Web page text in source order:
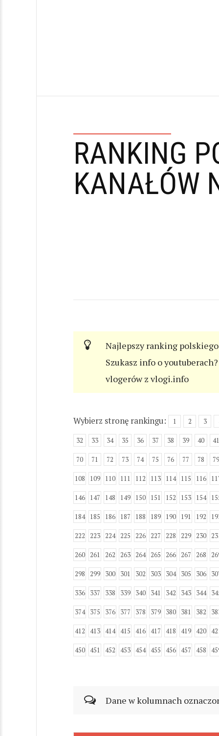
RANKING
KANAŁÓW
Najlepszy ranking
Szukasz info o
vlogerów z vlogi.info
Wybierz stronę rankingu: 1 2 3
32 33 34 35 36 37 38 39 40 41
70 71 72 73 74 75 76 77 78 79
108 109 110 111 112 113 114 115 116
146 147 148 149 150 151 152 153 154
184 185 186 187 188 189 190 191 192
222 223 224 225 226 227 228 229 230
260 261 262 263 264 265 266 267 268
298 299 300 301 302 303 304 305 306
336 337 338 339 340 341 342 343 344
374 375 376 377 378 379 380 381 382
412 413 414 415 416 417 418 419 420
450 451 452 453 454 455 456 457 458
Dane w kolumnach